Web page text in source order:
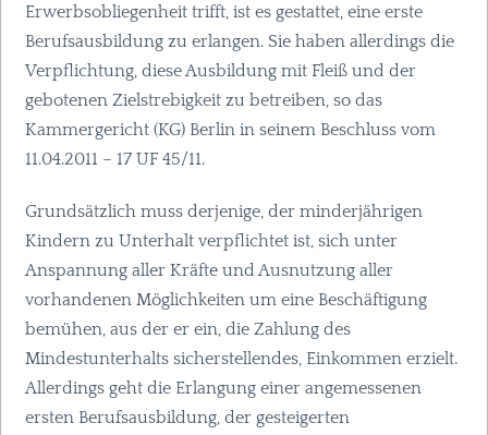
Erwerbsobliegenheit trifft, ist es gestattet, eine erste
Berufsausbildung zu erlangen. Sie haben allerdings die
Verpflichtung, diese Ausbildung mit Fleiß und der
gebotenen Zielstrebigkeit zu betreiben, so das
Kammergericht (KG) Berlin in seinem Beschluss vom
11.04.2011 – 17 UF 45/11.
Grundsätzlich muss derjenige, der minderjährigen
Kindern zu Unterhalt verpflichtet ist, sich unter
Anspannung aller Kräfte und Ausnutzung aller
vorhandenen Möglichkeiten um eine Beschäftigung
bemühen, aus der er ein, die Zahlung des
Mindestunterhalts sicherstellendes, Einkommen erzielt.
Allerdings geht die Erlangung einer angemessenen
ersten Berufsausbildung, der gesteigerten